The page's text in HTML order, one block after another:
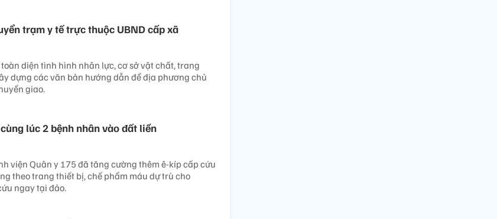
trạm y tế trực thuộc UBND cấp xã
diện tình hình nhân lực, cơ sở vật chất, trang
dựng các văn bản hướng dẫn để địa phương chủ
giao.
lúc 2 bệnh nhân vào đất liền​
viện Quân y 175 đã tăng cường thêm ê-kíp cấp cứu
theo trang thiết bị, chế phẩm máu dự trù cho
ngay tại đảo.